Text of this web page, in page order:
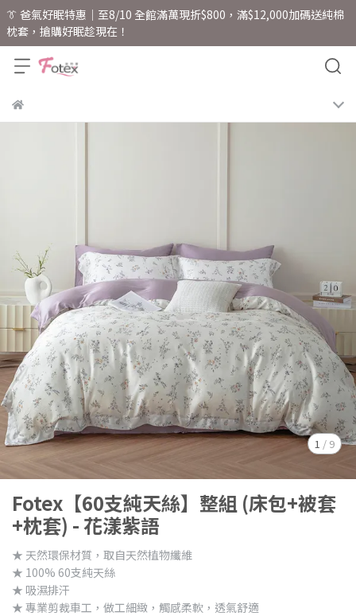
👔 爸氣好眠特惠｜至8/10 全館滿萬現折$800，滿$12,000加碼送純棉
枕套，搶購好眠趁現在！
1 / 9
Fotex【60支純天絲】整組 (床包+被套
+枕套) - 花漾紫語
★ 天然環保材質，取自天然植物纖維
★ 100% 60支純天絲
★ 吸濕排汗
★ 專業剪裁車工，做工細緻，觸感柔軟，透氣舒適